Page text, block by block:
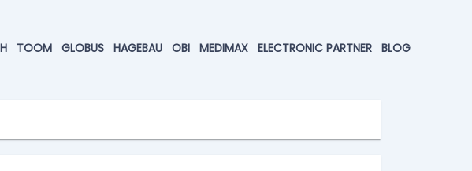
TOOM GLOBUS HAGEBAU OBI MEDIMAX ELECTRONIC PARTNER BLOG